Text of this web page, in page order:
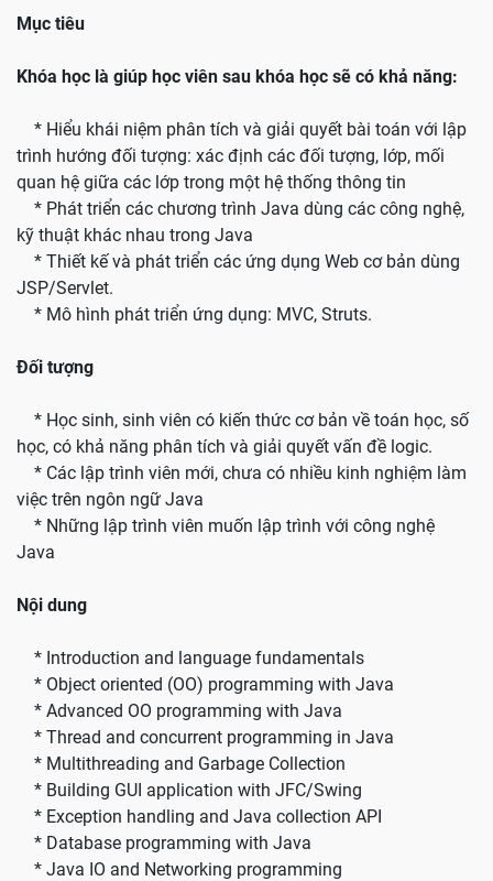
Mục tiêu
Khóa học là giúp học viên sau khóa học sẽ có khả năng:
* Hiểu khái niệm phân tích và giải quyết bài toán với lập
trình hướng đối tượng: xác định các đối tượng, lớp, mối
quan hệ giữa các lớp trong một hệ thống thông tin
* Phát triển các chương trình Java dùng các công nghệ,
kỹ thuật khác nhau trong Java
* Thiết kế và phát triển các ứng dụng Web cơ bản dùng
JSP/Servlet.
* Mô hình phát triển ứng dụng: MVC, Struts.
Đối tượng
* Học sinh, sinh viên có kiến thức cơ bản về toán học, số
học, có khả năng phân tích và giải quyết vấn đề logic.
* Các lập trình viên mới, chưa có nhiều kinh nghiệm làm
việc trên ngôn ngữ Java
* Những lập trình viên muốn lập trình với công nghệ
Java
Nội dung
* Introduction and language fundamentals
* Object oriented (OO) programming with Java
* Advanced OO programming with Java
* Thread and concurrent programming in Java
* Multithreading and Garbage Collection
* Building GUI application with JFC/Swing
* Exception handling and Java collection API
* Database programming with Java
* Java IO and Networking programming